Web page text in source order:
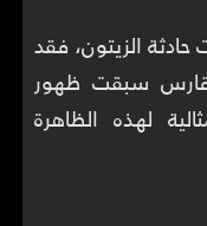
الزيتون، فقد
سبقت ظهور
لهذه الظاهرة